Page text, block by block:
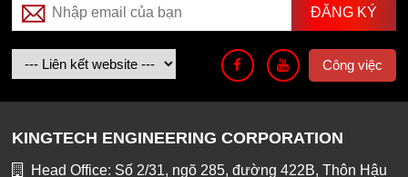
Công việc
KINGTECH ENGINEERING CORPORATION
Head Office: Số 2/31, ngõ 285, đường 422B, Thôn Hậu